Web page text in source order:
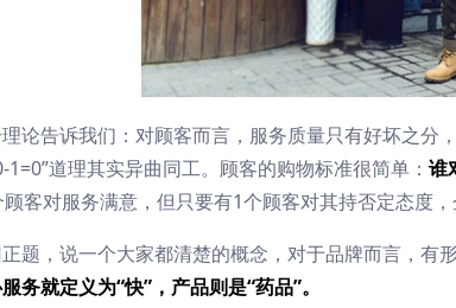
论告诉我们：对顾客而言，服务质量只有好坏之分
1=0”道理其实异曲同工。顾客的购物标准很简单： 谁
客对服务满意，但只要有1个顾客对其持否定态度，
题，说一个大家都清楚的概念，对于品牌而言，有
务就定义为“快”，产品则是“药品”。